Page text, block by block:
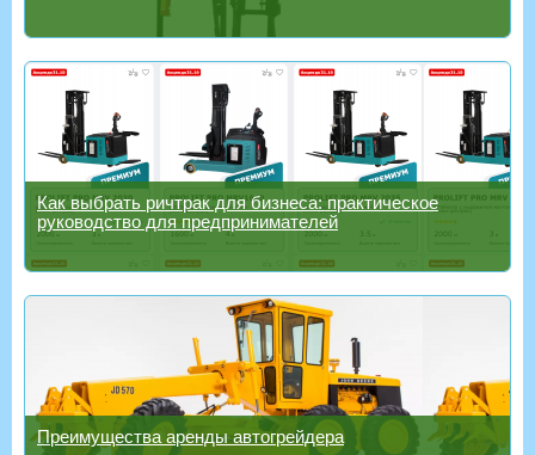
Как выбрать ричтрак для бизнеса: практическое
руководство для предпринимателей
Преимущества аренды автогрейдера